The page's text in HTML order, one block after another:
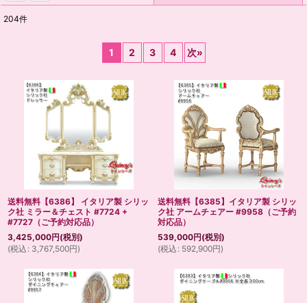
204件
1 2 3 4 次»
送料無料【6386】 イタリア製 シリッ
ク社 ミラー＆チェスト #7724 +
#7727（ご予約対応品）
3,425,000円(税別)
(税込 : 3,767,500円)
送料無料【6385】イタリア製 シリッ
ク社 アームチェアー #9958（ご予約
対応品）
539,000円(税別)
(税込 : 592,900円)